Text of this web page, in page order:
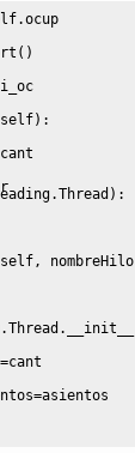
.ocup
( )
self) :
cant
.Thread ) :
self, nombreHilo
.Thread . __init__
=cant
=asientos